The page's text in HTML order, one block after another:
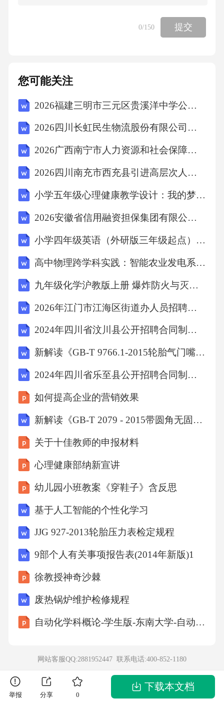
是水疱较大、疱壁薄，剧痛，创底肿胀发红，
所以该患者烧伤深度为浅Ⅱ度，Ⅰ度烧伤无水
征”是（）A.头痛、呕吐、视乳头水肿B.头痛、
呕吐、癫痫发作C.头痛、呕吐、意识障碍D.头
痛、呕吐、复视答案：A分析：颅内压增高的
A。15.骨折的专有体征是（）A.疼痛B.肿胀C.功
能障碍D.畸形、异常活动、骨擦音或骨擦感答
案：D分析：骨折的专有体征是畸形、异常活
动、骨擦音或骨擦感，疼痛、肿胀、功能障碍
D。16.下列哪项不属于护士的义务（）A.依法
进行临床护理义务B.紧急救治患者的义务C.正确
查对、执行医嘱的义务D.参与公共卫生和疾病
预防控制工作答案：D分析：参与公共卫生和疾
病预防控制工作是护士的权利，依法进行临床
护理义务、紧急救治患者的义务、正确查对、
执行医嘱的义务均是护士的义务，所以选D。1
7.患者，男，45岁。因急性阑尾炎入院，拟在腰
是（）A.去枕仰卧位B.屈膝仰卧位C.侧卧位D.半
坐卧位答案：A分析：腰麻术后患者应去枕仰卧
6～8小时，防止脑脊液外漏导致头痛，所以术
前护士为其安置的体位是去枕仰卧位，选A。1
8.下列关于无菌技术操作原则的叙述，错误的是
（）A.操作前半小时应停止清扫地面等工作B.
无菌物品与非无菌物品应分开放置C.无菌包外
应注明物品名称、灭菌日期等D.无菌持物钳可
夹取无菌油纱布，因为油质可影响消毒效果，
A、B、C选项均是无菌技术操作的正确原则，
所以选D。19.患者，女，60岁。因肺炎入院，
体温39.5℃，护士为其进行物理降温时，应将冰
腹部用冷易引起腹泻，足底用冷可反射性引起
0/150 提交
您可能关注
2026福建三明市三元区贵溪洋中学公开招聘临聘教师5人考前冲刺试卷及答案详解【名校卷】
2026四川长虹民生物流股份有限公司招聘战略采购岗位2人备考题库（含答案详解）
2026广西南宁市人力资源和社会保障局招募南宁市本级第二批就业见习人员720人备考题库【满分必刷】附答案详解
2026四川南充市西充县引进高层次人才笔试题库带答案详解（黄金题型）
小学五年级心理健康教学设计：我的梦想种子-生涯启蒙与自我探索
2026安徽省信用融资担保集团有限公司所属分公司招聘14人笔试参考题库及答案详解
小学四年级英语（外研版三年级起点）上册模块知识结构化预习指南（教案）
高中物理跨学科实践：智能农业发电系统教学设计
九年级化学沪教版上册 爆炸防火与灭火 知识清单
2026年江门市江海区街道办人员招聘考试备考试题及答案详解
2024年四川省汶川县公开招聘合同制交警试题带答案详解
新解读《GB-T 9766.1-2015轮胎气门嘴试验方法 第1部分：压紧式内胎气门嘴试验方法》
2024年四川省乐至县公开招聘合同制交警试题带答案详解
如何提高企业的营销效果
新解读《GB-T 2079 - 2015带圆角无固定孔的硬质合金可转位刀片 尺寸》
关于十佳教师的申报材料
心理健康部纳新宣讲
幼儿园小班教案《穿鞋子》含反思
基于人工智能的个性化学习
JJG 927-2013轮胎压力表检定规程
9部个人有关事项报告表(2014年新版)1
徐教授神奇沙棘
废热锅炉维护检修规程
自动化学科概论-学生版-东南大学-自动化学院课件
网站客服QQ:2881952447 联系电话:400-852-1180
举报 分享 0
下载本文档